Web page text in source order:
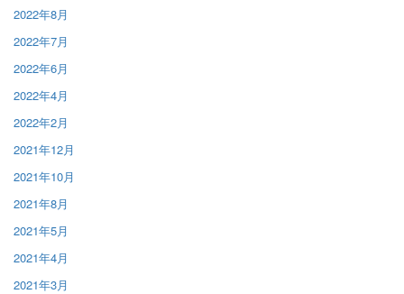
2022年8月
2022年7月
2022年6月
2022年4月
2022年2月
2021年12月
2021年10月
2021年8月
2021年5月
2021年4月
2021年3月